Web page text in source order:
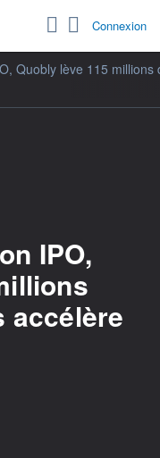
Connexion
Quobly lève 115 millions
IPO,
accélère